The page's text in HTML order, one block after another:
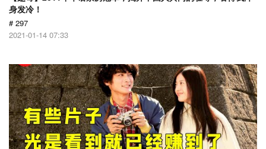
身发冷！
# 297
2021-01-14 07:33